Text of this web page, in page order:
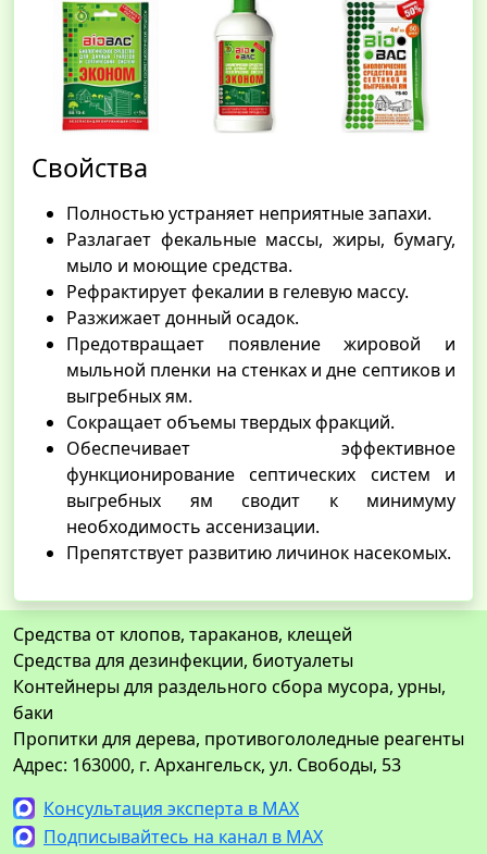
Свойства
Полностью устраняет неприятные запахи.
Разлагает фекальные массы, жиры, бумагу,
мыло и моющие средства.
Рефрактирует фекалии в гелевую массу.
Разжижает донный осадок.
Предотвращает появление жировой и
мыльной пленки на стенках и дне септиков и
выгребных ям.
Сокращает объемы твердых фракций.
Обеспечивает эффективное
функционирование септических систем и
выгребных ям сводит к минимуму
необходимость ассенизации.
Препятствует развитию личинок насекомых.
Средства от клопов, тараканов, клещей
Средства для дезинфекции, биотуалеты
Контейнеры для раздельного сбора мусора, урны,
баки
Пропитки для дерева, противогололедные реагенты
Адрес: 163000, г. Архангельск, ул. Свободы, 53
Консультация эксперта в MAX
Подписывайтесь на канал в MAX